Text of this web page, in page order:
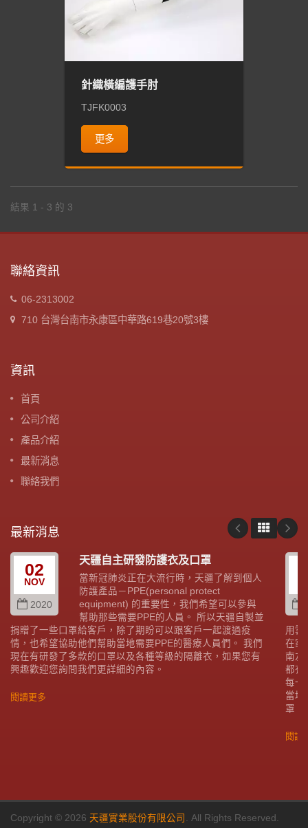
針織橫編護手肘
TJFK0003
更多
結果 1 - 3 的 3
聯絡資訊
06-2313002
710 台灣台南市永康區中華路619巷20號3樓
資訊
首頁
公司介紹
產品介紹
最新消息
聯絡我們
最新消息
02
NOV
2020
天疆自主研發防護衣及口罩
當新冠肺炎正在大流行時，天疆了解到個人
防護產品－PPE(personal protect
equipment) 的重要性，我們希望可以參與
幫助那些需要PPE的人員。 所以天疆自製並
捐贈了一些口罩給客戶，除了期盼可以跟客戶一起渡過疫
情，也希望協助他們幫助當地需要PPE的醫療人員們。 我們
現在有研發了多款的口罩以及各種等級的隔離衣，如果您有
興趣歡迎您詢問我們更詳細的內容。
閱讀更多
用雲
在家
南友
都有
每一
當地
罩。
閱讀
Copyright © 2026 天疆實業股份有限公司 . All Rights Reserved.